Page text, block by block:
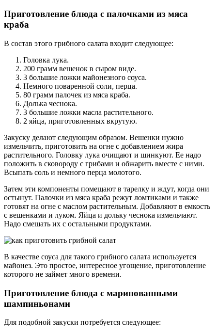
Приготовление блюда с палочками из мяса
краба
В состав этого грибного салата входит следующее:
Головка лука.
200 грамм вешенок в сыром виде.
3 большие ложки майонезного соуса.
Немного поваренной соли, перца.
80 грамм палочек из мяса краба.
Долька чеснока.
3 большие ложки масла растительного.
2 яйца, приготовленных вкрутую.
Закуску делают следующим образом. Вешенки нужно
измельчить, приготовить на огне с добавлением жира
растительного. Головку лука очищают и шинкуют. Ее надо
положить в сковороду с грибами и обжарить вместе с ними.
Всыпать соль и немного перца молотого.
Затем эти компоненты помещают в тарелку и ждут, когда они
остынут. Палочки из мяса краба режут ломтиками и также
готовят на огне с маслом растительным. Добавляют в емкость
с вешенками и луком. Яйца и дольку чеснока измельчают.
Надо смешать их с остальными продуктами.
В качестве соуса для такого грибного салата используется
майонез. Это простое, интересное угощение, приготовление
которого не займет много времени.
Приготовление блюда с маринованными
шампиньонами
Для подобной закуски потребуется следующее: